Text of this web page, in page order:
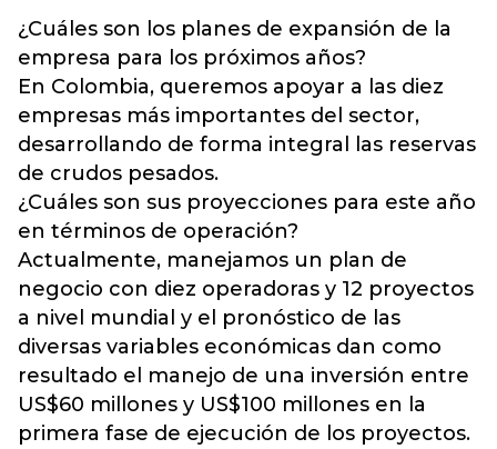
¿Cuáles son los planes de expansión de la
empresa para los próximos años?
En Colombia, queremos apoyar a las diez
empresas más importantes del sector,
desarrollando de forma integral las reservas
de crudos pesados.
¿Cuáles son sus proyecciones para este año
en términos de operación?
Actualmente, manejamos un plan de
negocio con diez operadoras y 12 proyectos
a nivel mundial y el pronóstico de las
diversas variables económicas dan como
resultado el manejo de una inversión entre
US$60 millones y US$100 millones en la
primera fase de ejecución de los proyectos.